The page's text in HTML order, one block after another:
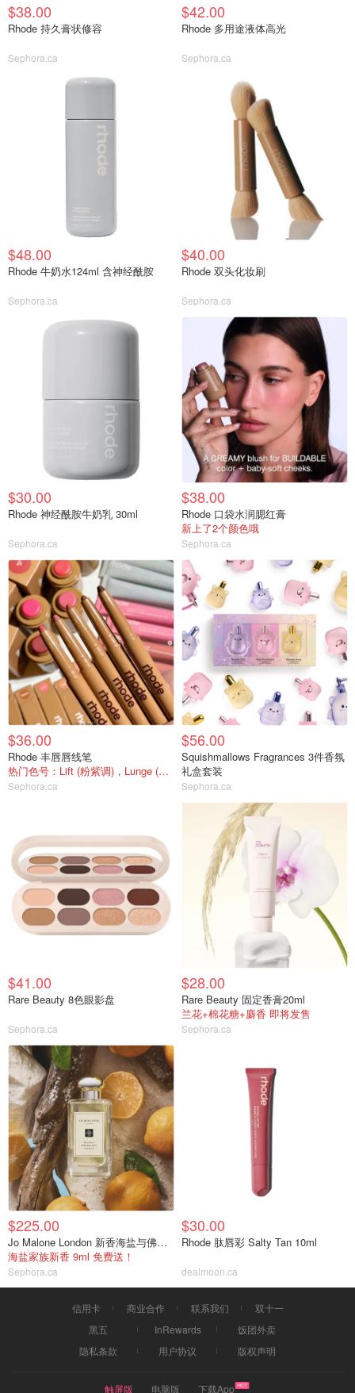
$38.00
Rhode 持久膏状修容
Sephora.ca
$42.00
Rhode 多用途液体高光
Sephora.ca
$48.00
Rhode 牛奶水124ml 含神经酰胺
Sephora.ca
$40.00
Rhode 双头化妆刷
Sephora.ca
$30.00
Rhode 神经酰胺牛奶乳 30ml
Sephora.ca
$38.00
Rhode 口袋水润腮红膏
新上了2个颜色哦
Sephora.ca
$36.00
Rhode 丰唇唇线笔
热门色号：Lift (粉紫调)，Lunge (玫瑰棕)
Sephora.ca
$56.00
Squishmallows Fragrances 3件香氛
礼盒套装
Sephora.ca
$41.00
Rare Beauty 8色眼影盘
Sephora.ca
$28.00
Rare Beauty 固定香膏20ml
兰花+棉花糖+麝香 即将发售
Sephora.ca
$225.00
Jo Malone London 新香海盐与佛手柑
海盐家族新香 9ml 免费送！
Sephora.ca
$30.00
Rhode 肽唇彩 Salty Tan 10ml
dealmoon.ca
信用卡 商业合作 联系我们
双十一
黑五
InRewards
饭团外卖
隐私条款
用户协议 版权声明
触屏版 电脑版 下载App